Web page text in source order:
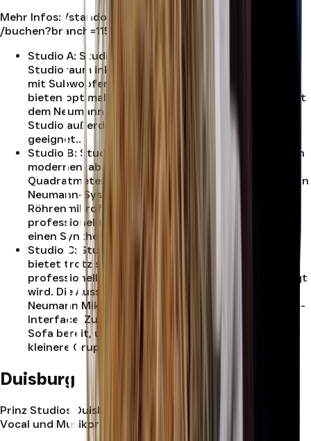
Mehr Infos: /standort/recklinghausen
/buchen?branch=1151
Studio A: Studio A bietet eine geräumigen
Studioraum inklusive Audio-Optimum Monitoring
mit Subwoofer. Das Klavier und der Synthesizer
bieten optimale Tools für Songwriting Sessions. Mit
dem Neumann TLM49 und guter Akustik ist das
Studio außerdem bestens für Vocal-Recordings
geeignet..
Studio B: Studio B bietet ähnlich wie Studio A einen
modernen, aber gemütlichen Raum von 25
Quadratmetern Größe. Die Ausstattung umfasst ein
Neumann-System mit Subwoofer, ein
Röhrenmikrofon für hochwertige Aufnahmen, ein
professionelles Audio-Interface, zwei Gitarren und
einen Synthesizer, sowie eine klassische Akai MPC.
Studio C: Studio C, das kleinste der drei Studios,
bietet trotz seiner 18 Quadratmeter alles, was für
professionelle Produktion und Aufnahmen benötigt
wird. Die Ausstattung umfasst Adam Monitore, ein
Neumann Mikrofon sowie ein professionelles Audio-
Interface. Zusätzlich stehen ein Fernseher und ein
Sofa bereit, um eine gemütliche Atmosphäre für
kleinere Gruppen bei Aufnahmen zu schaffen.
Duisburg
Prinz Studios Duisburg ist dein Standort für Recording,
Vocal und Musikproduktion in Duisburg.